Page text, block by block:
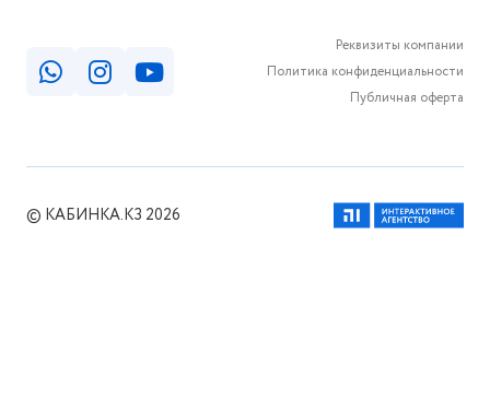
Реквизиты компании
Политика конфиденциальности
Публичная оферта
© КАБИНКА.КЗ 2026